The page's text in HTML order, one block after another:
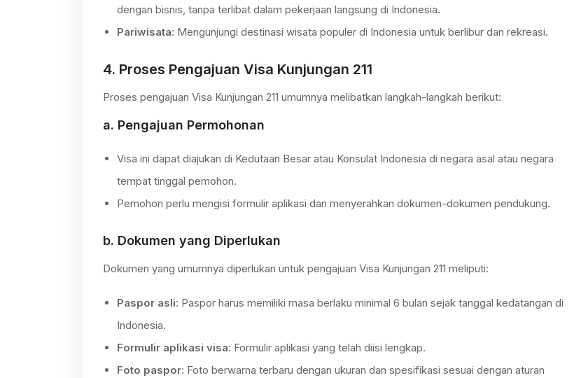
dengan bisnis, tanpa terlibat dalam pekerjaan langsung di Indonesia.
Pariwisata: Mengunjungi destinasi wisata populer di Indonesia untuk berlibur dan rekreasi.
4. Proses Pengajuan Visa Kunjungan 211
Proses pengajuan Visa Kunjungan 211 umumnya melibatkan langkah-langkah berikut:
a. Pengajuan Permohonan
Visa ini dapat diajukan di Kedutaan Besar atau Konsulat Indonesia di negara asal atau negara
tempat tinggal pemohon.
Pemohon perlu mengisi formulir aplikasi dan menyerahkan dokumen-dokumen pendukung.
b. Dokumen yang Diperlukan
Dokumen yang umumnya diperlukan untuk pengajuan Visa Kunjungan 211 meliputi:
Paspor asli: Paspor harus memiliki masa berlaku minimal 6 bulan sejak tanggal kedatangan di
Indonesia.
Formulir aplikasi visa: Formulir aplikasi yang telah diisi lengkap.
Foto paspor: Foto berwarna terbaru dengan ukuran dan spesifikasi sesuai dengan aturan